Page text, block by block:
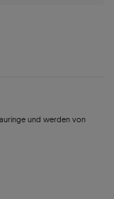
und werden von